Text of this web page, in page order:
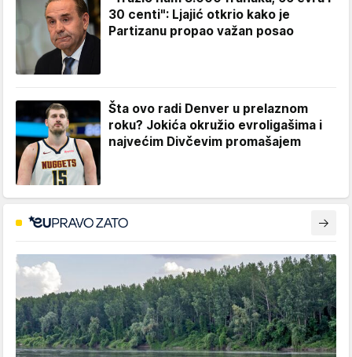
30 centi": Ljajić otkrio kako je
Partizanu propao važan posao
Šta ovo radi Denver u prelaznom
roku? Jokića okružio evroligašima i
najvećim Divčevim promašajem